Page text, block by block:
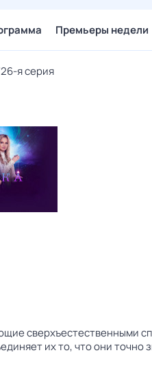
Премьеры недели
я серия
сверхъестественными
их то, что они точно